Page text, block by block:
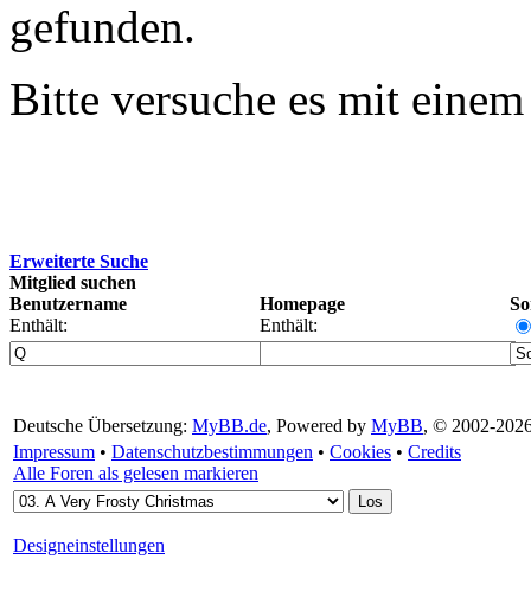
gefunden.
Bitte versuche es mit
Erweiterte Suche
Mitglied suchen
Benutzername
Homepage
Enthält:
Enthält:
Deutsche Übersetzung: MyBB.de, Powered by MyBB, © 2002-
Impressum • Datenschutzbestimmungen • Cookies • Credits
Alle Foren als gelesen markieren
Designeinstellungen